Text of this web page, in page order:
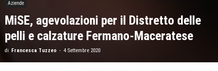
Aziende
MiSE, agevolazioni per il Distretto delle
pelli e calzature Fermano-Maceratese
di Francesca Tuzzeo - 4 Settembre 2020